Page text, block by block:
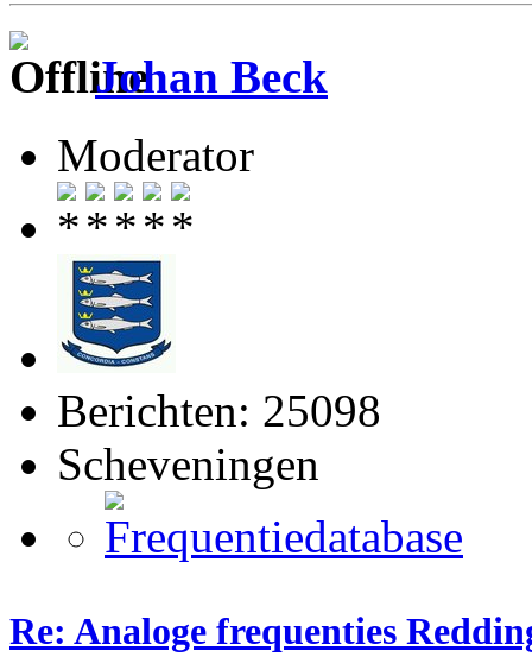
Johan Beck
Moderator
Berichten: 25098
Scheveningen
Re: Analoge frequenties